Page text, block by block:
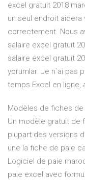
excel gratuit 2018
un seul endroit
correctement. Nous
salaire excel gratuit
salaire excel gratuit
yorumlar. Je n`ai pas
temps Excel en ligne,
Modèles de fiches
Un modèle gratuit de
plupart des versions
une la fiche de paie
Logiciel de paie
paie excel avec